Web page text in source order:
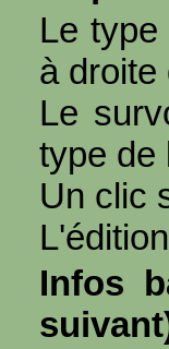
Le
à droite
Le
type de
Un clic
Infos